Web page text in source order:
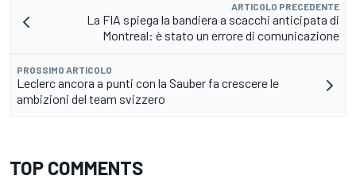
ARTICOLO PRECEDENTE
La FIA spiega la bandiera a scacchi anticipata di
Montreal: è stato un errore di comunicazione
PROSSIMO ARTICOLO
Leclerc ancora a punti con la Sauber fa crescere le
ambizioni del team svizzero
TOP COMMENTS